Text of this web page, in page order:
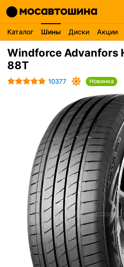
Каталог Шины Диски Акции
Windforce Advanfors
88T
10377 Новинка